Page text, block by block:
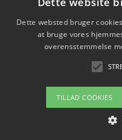
Sådan vælger du de
vandreture i Danmark
Copyright
Om / kontakt
Dette websted bruger
at bruge vores
overensstemmelse
TILLAD COOKIES